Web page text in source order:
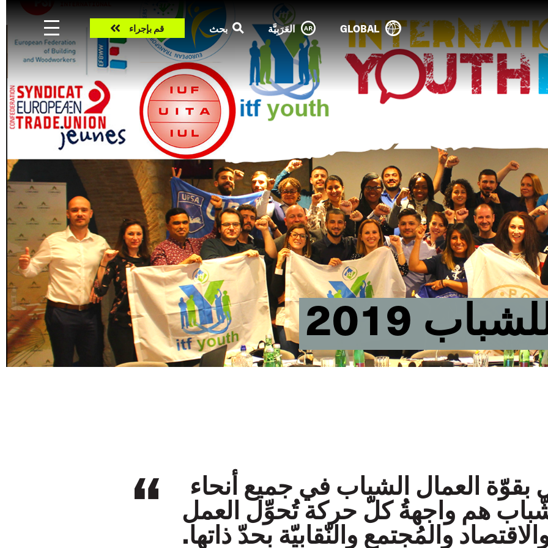
2019
GLOBAL العَرَبِيَّة بحث
Take
action
قم بإجراء
بقوّة العمال الشباب في جميع أنحاء
هم واجهةُ كلّ حركة تُحوِّل العمل
والمُجتمع والنّقابيّة بحدّ ذاتها.